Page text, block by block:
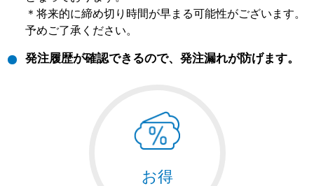
＊将来的に締め切り時間が早まる可能性がございます。
予めご了承ください。
発注履歴が確認できるので、発注漏れが防げます。
お得